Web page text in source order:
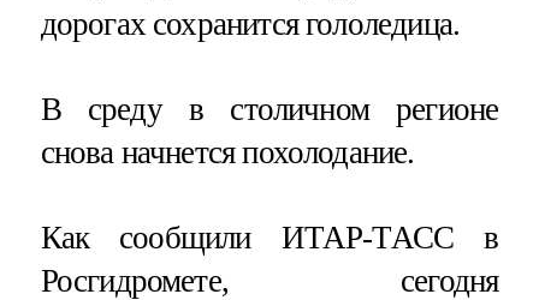
дорогах сохранится гололедица.
В среду в столичном регионе
снова начнется похолодание.
Как сообщили ИТАР-ТАСС в
Росгидромете, сегодня